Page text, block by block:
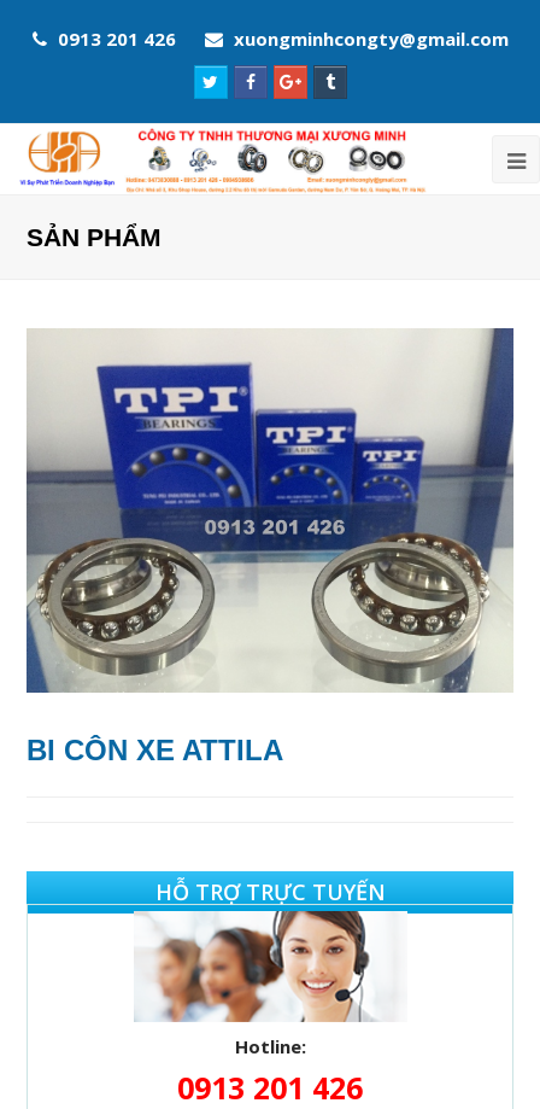
0913 201 426 xuongminhcongty@gmail.com
TwitterFacebook
Google
Profile
Tumblr
SẢN PHẨM
BI CÔN XE ATTILA
HỖ TRỢ TRỰC TUYẾN
Hotline:
0913 201 426